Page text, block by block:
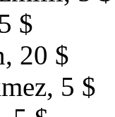
$
20 $
5 $